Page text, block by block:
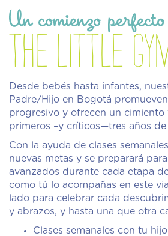
Un comienzo
The Little
Desde bebés hasta infantes,
Padre/Hijo en Bogotá
progresivo y ofrecen un cimiento
primeros –y críticos—tres años
Con la ayuda de clases
nuevas metas y se preparará
avanzados durante cada etapa
como tú lo acompañas en este
lado para celebrar cada
y abrazos, y hasta una que otra
Clases semanales con tu